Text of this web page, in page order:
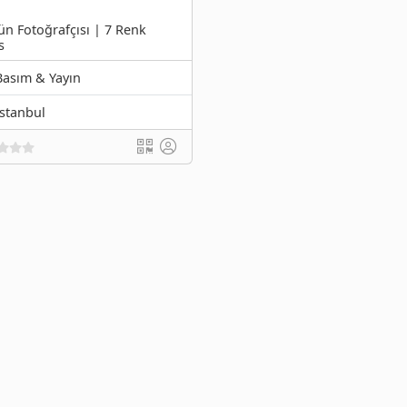
Fotoğrafçısı | 7 Renk
& Yayın